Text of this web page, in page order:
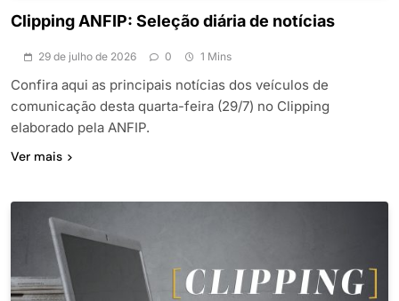
Clipping ANFIP: Seleção diária de notícias
29 de julho de 2026 0 1 Mins
Confira aqui as principais notícias dos veículos de
comunicação desta quarta-feira (29/7) no Clipping
elaborado pela ANFIP.
Ver mais